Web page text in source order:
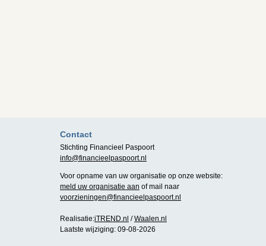
Contact
Stichting Financieel Paspoort
info@financieelpaspoort.nl
Voor opname van uw organisatie op onze website:
meld uw organisatie aan of mail naar
voorzieningen@financieelpaspoort.nl
Realisatie:iTREND.nl /Waalen.nl
Laatste wijziging: 09-08-2026